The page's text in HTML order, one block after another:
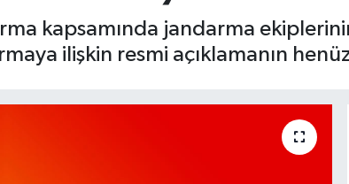
kapsamında jandarma
ilişkin resmi açıklamanın